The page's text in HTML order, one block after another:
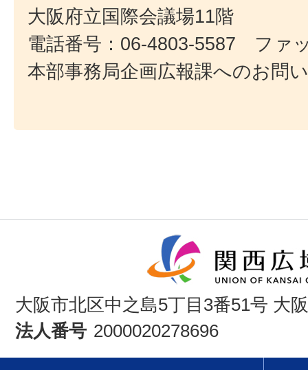
大阪府立国際会議場11階
電話番号：06-4803-5587 ファ
本部事務局企画広報課へのお問
大阪市北区中之島5丁目3番51号 大
法人番号 2000020278696